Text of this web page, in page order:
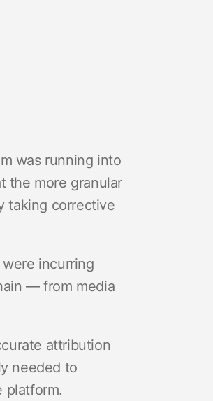
was running into
the more granular
taking corrective
incurring
— from media
attribution
needed to
platform.